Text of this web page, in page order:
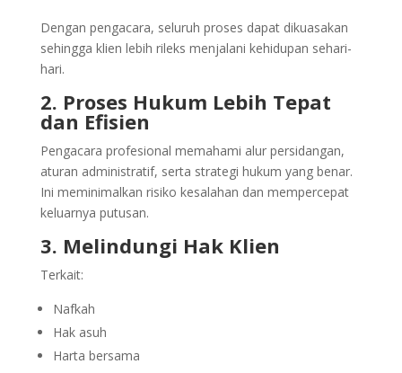
Dengan pengacara, seluruh proses dapat dikuasakan
sehingga klien lebih rileks menjalani kehidupan sehari-
hari.
2. Proses Hukum Lebih Tepat
dan Efisien
Pengacara profesional memahami alur persidangan,
aturan administratif, serta strategi hukum yang benar.
Ini meminimalkan risiko kesalahan dan mempercepat
keluarnya putusan.
3. Melindungi Hak Klien
Terkait:
Nafkah
Hak asuh
Harta bersama